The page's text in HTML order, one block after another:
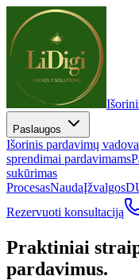
Paslaugos
Išorinis pardavimų
sprendimai pardavimams
sukūrimas
ProcesasNaudaĮžvalgos
Rezervuoti konsultaciją
Praktiniai
pardavimus.